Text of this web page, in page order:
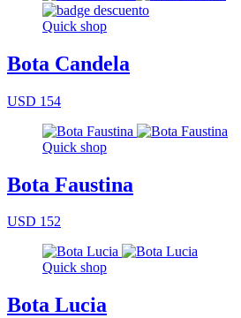
Quick shop
Bota Candela
USD 154
Quick shop
Bota Faustina
USD 152
Quick shop
Bota Lucia